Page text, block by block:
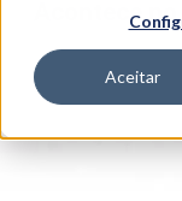
Aceitar
Acontece